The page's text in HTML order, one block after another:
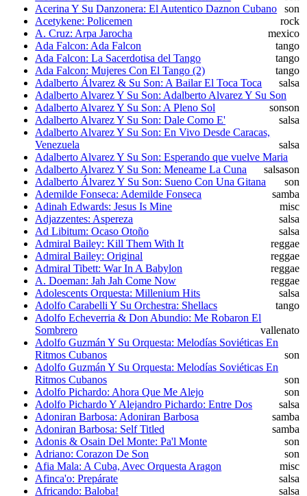
Acerina Y Su Danzonera: El Autentico Daznon Cubano
son
Acetykene: Policemen
rock
A. Cruz: Arpa Jarocha
mexico
Ada Falcon: Ada Falcon
tango
Ada Falcon: La Sacerdotisa del Tango
tango
Ada Falcon: Mujeres Con El Tango (2)
tango
Adalberto Álvarez & Su Son: A Bailar El Toca Toca
salsa
Adalberto Alvarez Y Su Son: Adalberto Alvarez Y Su Son
son
Adalberto Alvarez Y Su Son: A Pleno Sol
son
Adalberto Alvarez Y Su Son: Dale Como E'
salsa
Adalberto Alvarez Y Su Son: En Vivo Desde Caracas,
Venezuela
salsa
Adalberto Alvarez Y Su Son: Esperando que vuelve Maria
son
Adalberto Alvarez Y Su Son: Meneame La Cuna
salsa
Adalberto Álvarez Y Su Son: Sueno Con Una Gitana
son
Ademilde Fonseca: Ademilde Fonseca
samba
Adinah Edwards: Jesus Is Mine
misc
Adjazzentes: Aspereza
salsa
Ad Libitum: Ocaso Otoño
salsa
Admiral Bailey: Kill Them With It
reggae
Admiral Bailey: Original
reggae
Admiral Tibett: War In A Babylon
reggae
A. Doeman: Jah Jah Come Now
reggae
Adolescents Orquesta: Millenium Hits
salsa
Adolfo Carabelli Y Su Orchestra: Shellacs
tango
Adolfo Echeverria & Don Abundio: Me Robaron El
Sombrero
vallenato
Adolfo Guzmán Y Su Orquesta: Melodías Soviéticas En
Ritmos Cubanos
son
Adolfo Guzmán Y Su Orquesta: Melodías Soviéticas En
Ritmos Cubanos
son
Adolfo Pichardo: Ahora Que Me Alejo
son
Adolfo Pichardo Y Alejandro Pichardo: Entre Dos
salsa
Adoniran Barbosa: Adoniran Barbosa
samba
Adoniran Barbosa: Self Titled
samba
Adonis & Osain Del Monte: Pa'l Monte
son
Adriano: Corazon De Son
son
Afia Mala: A Cuba, Avec Orquesta Aragon
misc
Afinca'o: Prepárate
salsa
Africando: Baloba!
salsa